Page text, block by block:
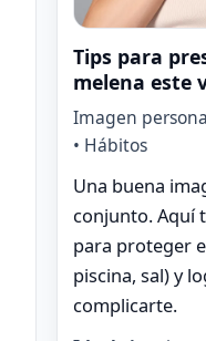
Tips para
melena este
Imagen
• Hábitos
Una buena
conjunto. Aquí
para proteger
piscina, sal) y
complicarte.